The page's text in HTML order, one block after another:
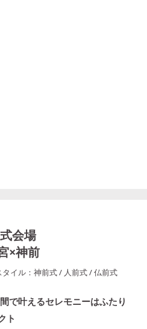
会場
×神前
イル： 神前式/ 人前式/仏前式
で叶えるセレモニーはふたり
ト